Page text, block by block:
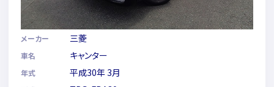
メーカー 三菱
車名 キャンター
年式 平成30年 3月